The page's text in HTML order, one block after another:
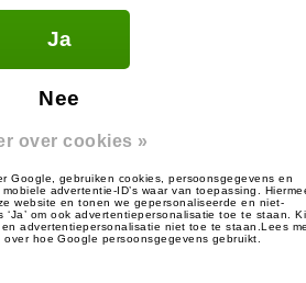
Ja
Nee
over cookies »